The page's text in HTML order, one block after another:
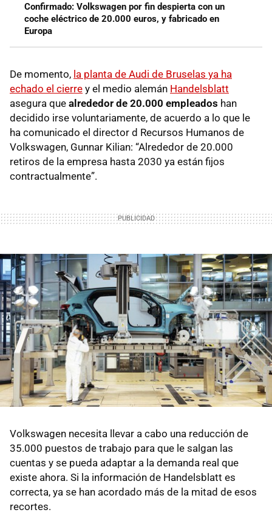
Confirmado: Volkswagen por fin despierta con un
coche eléctrico de 20.000 euros, y fabricado en
Europa
De momento, la planta de Audi de Bruselas ya ha
echado el cierre y el medio alemán Handelsblatt
asegura que alrededor de 20.000 empleados han
decidido irse voluntariamente, de acuerdo a lo que le
ha comunicado el director d Recursos Humanos de
Volkswagen, Gunnar Kilian: “Alrededor de 20.000
retiros de la empresa hasta 2030 ya están fijos
contractualmente”.
Volkswagen necesita llevar a cabo una reducción de
35.000 puestos de trabajo para que le salgan las
cuentas y se pueda adaptar a la demanda real que
existe ahora. Si la información de Handelsblatt es
correcta, ya se han acordado más de la mitad de esos
recortes.